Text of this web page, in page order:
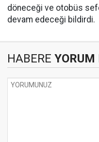
döneceği ve otobüs
devam edeceği bildirdi.
HABERE YORUM